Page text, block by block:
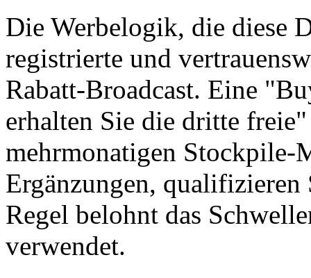
Die Werbelogik, die diese
registrierte und
Rabatt-Broadcast. Eine
erhalten Sie die dritte
mehrmonatigen Stockpile-
Ergänzungen,
Regel belohnt das
verwendet.